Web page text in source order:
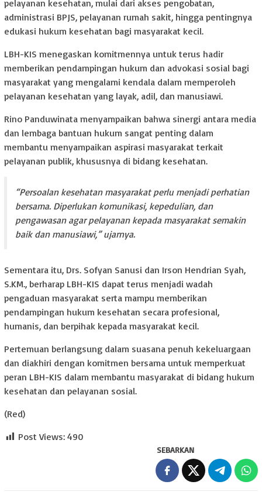
pelayanan kesehatan, mulai dari akses pengobatan,
administrasi BPJS, pelayanan rumah sakit, hingga pentingnya
edukasi hukum kesehatan bagi masyarakat kecil.
LBH-KIS menegaskan komitmennya untuk terus hadir
memberikan pendampingan hukum dan advokasi sosial bagi
masyarakat yang mengalami kendala dalam memperoleh
pelayanan kesehatan yang layak, adil, dan manusiawi.
Rino Panduwinata menyampaikan bahwa sinergi antara media
dan lembaga bantuan hukum sangat penting dalam
membantu menyampaikan aspirasi masyarakat terkait
pelayanan publik, khususnya di bidang kesehatan.
“Persoalan kesehatan masyarakat perlu menjadi perhatian
bersama. Diperlukan komunikasi, kepedulian, dan
pengawasan agar pelayanan kepada masyarakat semakin
baik dan manusiawi,” ujarnya.
Sementara itu, Drs. Sofyan Sanusi dan Irson Hendrian Syah,
S.KM., berharap LBH-KIS dapat terus menjadi wadah
pengaduan masyarakat serta mampu memberikan
pendampingan hukum kesehatan secara profesional,
humanis, dan berpihak kepada masyarakat kecil.
Pertemuan berlangsung dalam suasana penuh kekeluargaan
dan diakhiri dengan komitmen bersama untuk memperkuat
peran LBH-KIS dalam membantu masyarakat di bidang hukum
kesehatan dan pelayanan sosial.
(Red)
Post Views: 490
SEBARKAN